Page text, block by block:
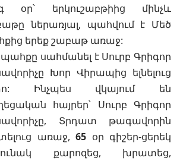
օր՝ երկուշաբթիից մինչև
ներառյալ, պահվում է Մեծ
երեք շաբաթ առաջ:
պահքը սահմանել է Սուրբ Գրիգոր
Խոր Վիրապից ելնելուց
Ինչպես վկայում են
հայրեր՝ Սուրբ Գրիգոր
Տրդատ թագավորին
առաջ, 65 օր գիշեր-ցերեկ
քարոզեց, խրատեց,